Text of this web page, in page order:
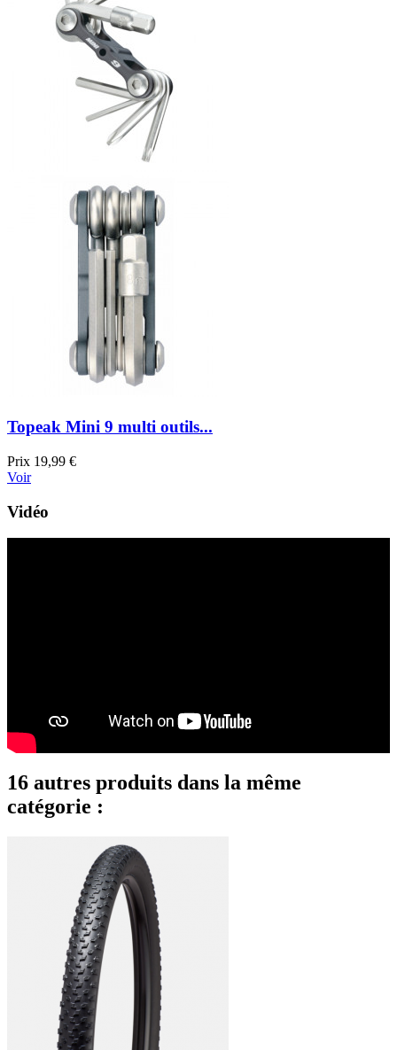
Topeak Mini 9 multi outils...
Prix 19,99 €
Voir
Vidéo
16 autres produits dans la même
catégorie :